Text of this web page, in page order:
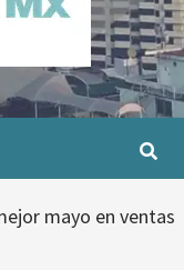
mayo en ventas